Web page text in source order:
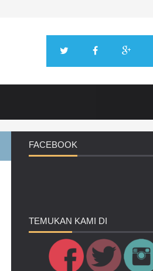
FACEBOOK
TEMUKAN KAMI DI